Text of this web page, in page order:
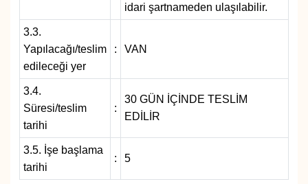
idari şartnameden ulaşılabilir.
3.3.
Yapılacağı/teslim
edileceği yer
: VAN
3.4.
Süresi/teslim
tarihi
:
30 GÜN İÇİNDE TESLİM
EDİLİR
3.5. İşe başlama
tarihi
: 5
MEDYA
ONE EKONOMİ
POLİTİKA
Resmi İlanlar